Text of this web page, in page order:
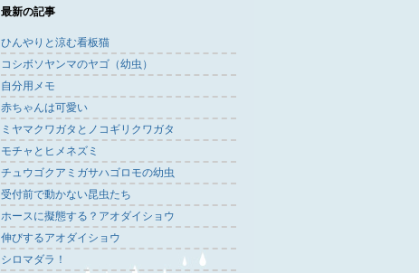
最新の記事
ひんやりと涼む看板猫
コシボソヤンマのヤゴ（幼虫）
自分用メモ
赤ちゃんは可愛い
ミヤマクワガタとノコギリクワガタ
モチャとヒメネズミ
チュウゴクアミガサハゴロモの幼虫
受付前で動かない昆虫たち
ホースに擬態する？アオダイショウ
伸びするアオダイショウ
シロマダラ！